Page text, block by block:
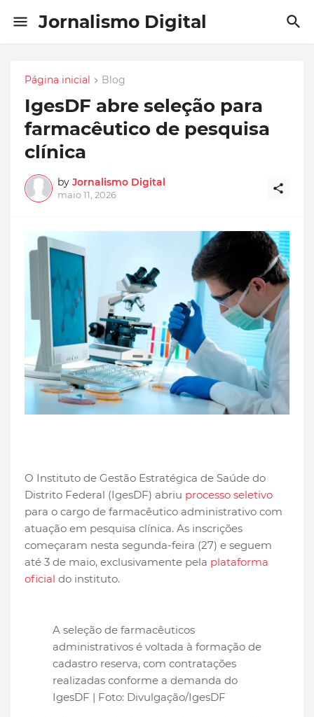
Jornalismo Digital
Página inicial Blog
IgesDF abre seleção para
farmacêutico de pesquisa
clínica
by Jornalismo Digital
maio 11, 2026
O Instituto de Gestão Estratégica de Saúde do
Distrito Federal (IgesDF) abriu processo seletivo
para o cargo de farmacêutico administrativo com
atuação em pesquisa clínica. As inscrições
começaram nesta segunda-feira (27) e seguem
até 3 de maio, exclusivamente pela plataforma
oficial do instituto.
A seleção de farmacêuticos
administrativos é voltada à formação de
cadastro reserva, com contratações
realizadas conforme a demanda do
IgesDF | Foto: Divulgação/IgesDF